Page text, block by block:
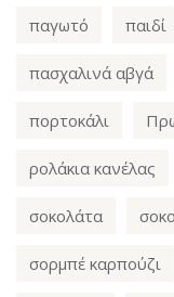
παγωτό παιδί
πασχαλινά αβγά
πορτοκάλι
ρολάκια κανέλας
σοκολάτα
σορμπέ καρπούζι